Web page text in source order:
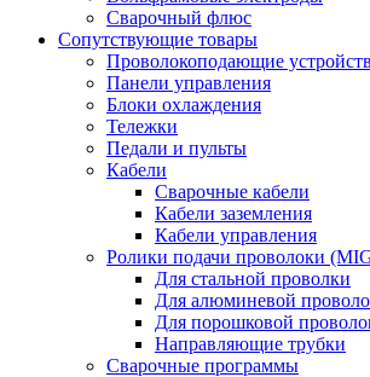
Сварочный флюс
Сопутствующие товары
Проволокоподающие
Панели управления
Блоки охлаждения
Тележки
Педали и пульты
Кабели
Сварочные кабели
Кабели заземления
Кабели управления
Ролики подачи проволоки
Для стальной проволки
Для алюминевой
Для порошковой
Направляющие трубки
Сварочные программы